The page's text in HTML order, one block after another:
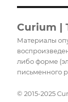
Curium |
Материалы
либо форме
письменного
© 2015-2025